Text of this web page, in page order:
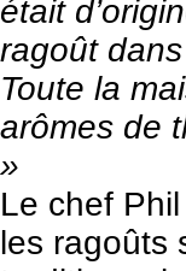
était
ragoût
Toute la
arômes de
»
Le chef
les ragoûts